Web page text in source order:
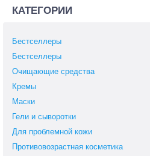
КАТЕГОРИИ
Бестселлеры
Бестселлеры
Очищающие средства
Кремы
Маски
Гели и сыворотки
Для проблемной кожи
Противовозрастная косметика